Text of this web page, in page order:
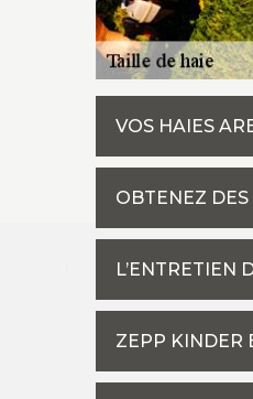
VOS HAIES
OBTENEZ DES
L’ENTRETIEN
ZEPP KINDER